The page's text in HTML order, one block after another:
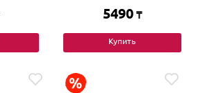
5490 ₸
Купить